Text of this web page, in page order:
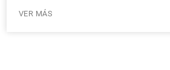
VER MÁS